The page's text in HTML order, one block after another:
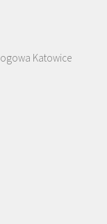
Katowice